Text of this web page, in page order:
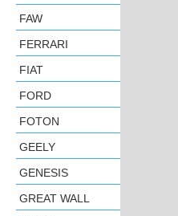
FAW
FERRARI
FIAT
FORD
FOTON
GEELY
GENESIS
GREAT WALL